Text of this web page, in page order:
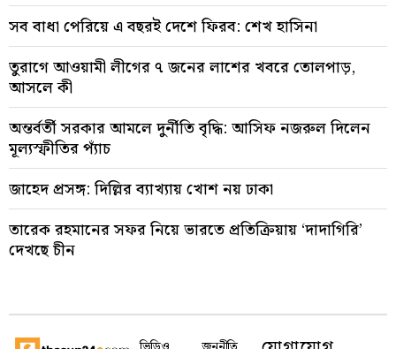
সব বাধা পেরিয়ে এ বছরই দেশে ফিরব: শেখ হাসিনা
তুরাগে আওয়ামী লীগের ৭ জনের লাশের খবরে তোলপাড়,
আসলে কী
অন্তর্বর্তী সরকার আমলে দুর্নীতি বৃদ্ধি: আসিফ নজরুল দিলেন
মূল্যস্ফীতির প্যাঁচ
জাহেদ প্রসঙ্গ: দিল্লির ব্যাখ্যায় খোশ নয় ঢাকা
তারেক রহমানের সফর নিয়ে ভারতে প্রতিক্রিয়ায় ‘দাদাগিরি’
দেখছে চীন